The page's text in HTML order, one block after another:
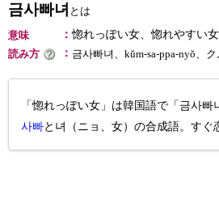
금사빠녀 とは
意味
：惚れっぽい女、惚れやすい女
読み方
： 금사빠녀、kŭm-sa-ppa-nyŏ、
「惚れっぽい女」は韓国語で「금사
사빠と녀（ニョ、女）の合成語。す